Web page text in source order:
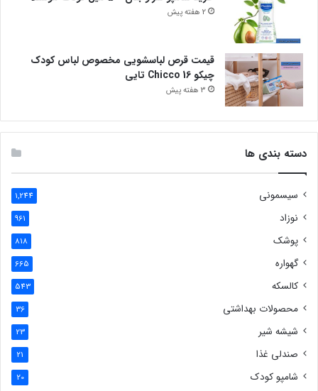
2 هفته پیش
قیمت قرص لباسشویی مخصوص لباس کودک
چیکو Chicco 16 تایی
3 هفته پیش
دسته بندی ها
سیسمونی 1,244
نوزاد 961
پوشک 818
گهواره 665
کالسکه 543
محصولات بهداشتی 36
شیشه شیر 23
صندلی غذا 21
شامپو کودک 20